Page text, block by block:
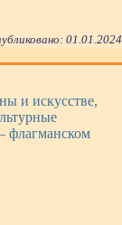
01.01.2024
и искусстве,
флагманском